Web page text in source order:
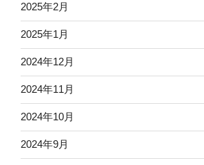
2025年2月
2025年1月
2024年12月
2024年11月
2024年10月
2024年9月